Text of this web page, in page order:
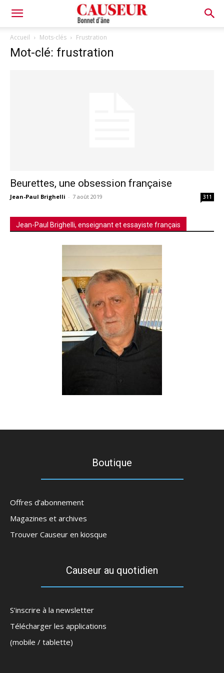
Bonnet
d'âne
Accueil Mots-clés Frustration
Mot-clé: frustration
Beurettes, une obsession française
Jean-Paul Brighelli - 7 août 2019 311
Jean-Paul Brighelli, enseignant et essayiste français
Boutique
Offres d’abonnement
Magazines et archives
Trouver Causeur en kiosque
Causeur au quotidien
S’inscrire à la newsletter
Télécharger les applications
(mobile / tablette)